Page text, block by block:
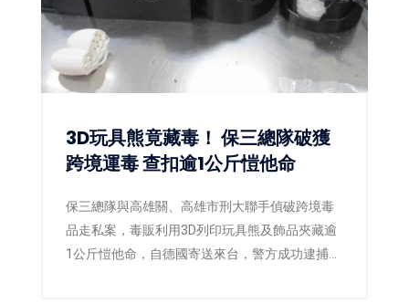
建。
3D玩具熊竟藏毒！ 保三總隊破獲
跨境運毒 查扣逾1公斤愷他命
保三總隊與高雄關、高雄市刑大聯手偵破跨境毒
品走私案，毒販利用3D列印玩具熊及飾品夾藏逾
1公斤愷他命，自德國寄送來台，警方成功逮捕2